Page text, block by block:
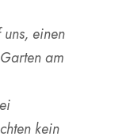
uns, einen
am
kein